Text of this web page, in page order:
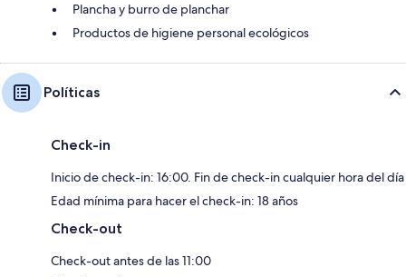
Plancha y burro de planchar
Productos de higiene personal ecológicos
Políticas
Check-in
Inicio de check-in: 16:00. Fin de check-in cualquier hora del día
Edad mínima para hacer el check-in: 18 años
Check-out
Check-out antes de las 11:00